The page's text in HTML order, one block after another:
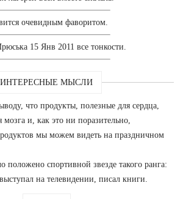
очевидным фаворитом.
15 Янв 2011 все тонкости.
ИНТЕРЕСНЫЕ МЫСЛИ
что продукты, полезные для сердца,
и, как это ни поразительно,
мы можем видеть на праздничном
положено спортивной звезде такого ранга:
на телевидении, писал книги.